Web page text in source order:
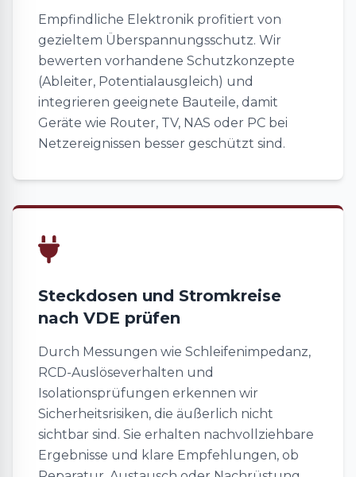
Empfindliche Elektronik profitiert von
gezieltem Überspannungsschutz. Wir
bewerten vorhandene Schutzkonzepte
(Ableiter, Potentialausgleich) und
integrieren geeignete Bauteile, damit
Geräte wie Router, TV, NAS oder PC bei
Netzereignissen besser geschützt sind.
Steckdosen und Stromkreise
nach VDE prüfen
Durch Messungen wie Schleifenimpedanz,
RCD-Auslöseverhalten und
Isolationsprüfungen erkennen wir
Sicherheitsrisiken, die äußerlich nicht
sichtbar sind. Sie erhalten nachvollziehbare
Ergebnisse und klare Empfehlungen, ob